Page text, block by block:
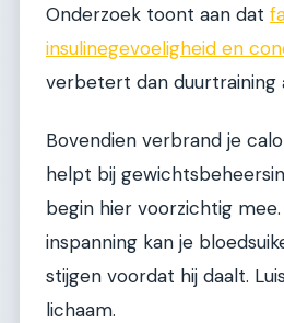
Onderzoek toont aan dat
insulinegevoeligheid en
verbetert dan duurtraining
Bovendien verbrand je
helpt bij
begin hier voorzichtig
inspanning kan je
stijgen voordat hij daalt.
lichaam.